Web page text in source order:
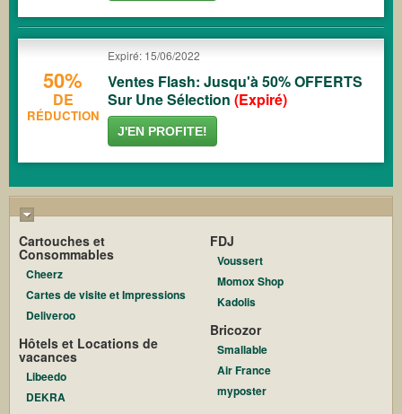
50%
DE
RÉDUCTION
Expiré: 15/06/2022
Ventes Flash: Jusqu'à 50% OFFERTS
Sur Une Sélection (Expiré)
J'EN PROFITE!
Cartouches et
Consommables
Cheerz
Cartes de visite et Impressions
Deliveroo
Hôtels et Locations de
vacances
Libeedo
DEKRA
FDJ
Voussert
Momox Shop
Kadolis
Bricozor
Smallable
Air France
myposter